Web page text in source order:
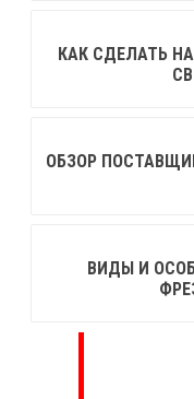
КАК СДЕЛАТЬ
ОБЗОР
ВИДЫ И